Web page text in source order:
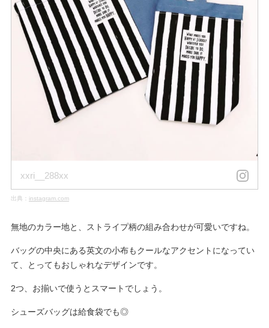
xxri__288xx
出典： instagram.com
無地のカラー地と、ストライプ柄の組み合わせが可愛いですね。
バッグの中央にある英文の小布もクールなアクセントになってい
て、とってもおしゃれなデザインです。
2つ、お揃いで使うとスマートでしょう。
シューズバッグは給食袋でも◎